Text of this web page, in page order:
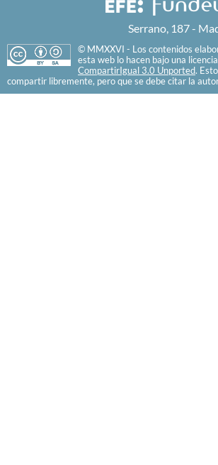
Serrano, 187 -
© MMXXVI - Los contenidos
esta web lo hacen bajo una
CompartirIgual 3.0 Unported.
compartir libremente, pero que se debe citar la